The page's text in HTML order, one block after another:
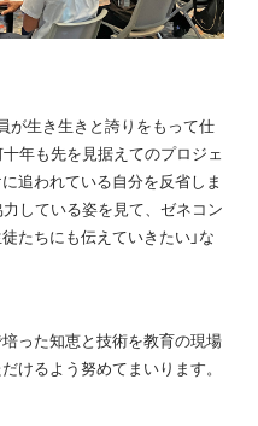
が生き生きと誇りをもって仕
十年も先を見据えてのプロジェ
追われている自分を反省しま
力している姿を見て、ゼネコン
たちにも伝えていきたい」な
った知恵と技術を教育の現場
けるよう努めてまいります。